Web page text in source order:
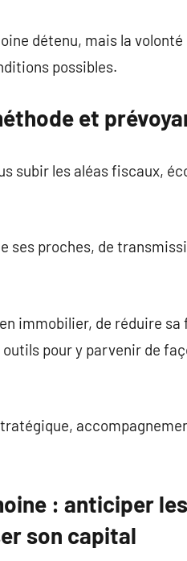
détenu, mais la
possibles.
et
subir les aléas fiscaux,
ses proches, de
immobilier, de réduire
pour y parvenir de
: anticiper
son capital